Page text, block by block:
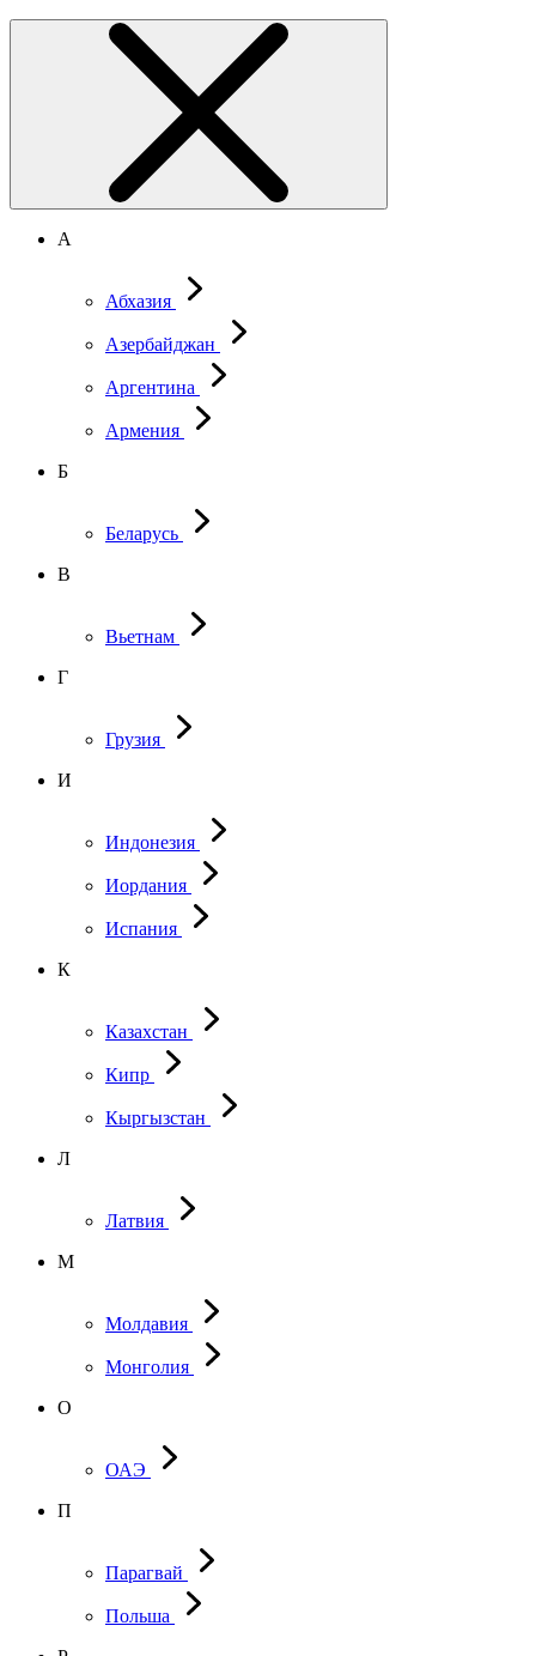
А
Абхазия
Азербайджан
Аргентина
Армения
Б
Беларусь
В
Вьетнам
Г
Грузия
И
Индонезия
Иордания
Испания
К
Казахстан
Кипр
Кыргызстан
Л
Латвия
М
Молдавия
Монголия
О
ОАЭ
П
Парагвай
Польша